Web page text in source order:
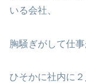
いる会社、
胸騒ぎがして仕
ひそかに社内に